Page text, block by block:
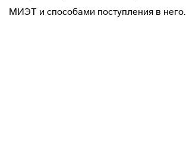
МИЭТ и способами поступления в него.